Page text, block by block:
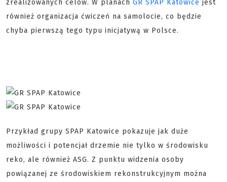
zrealizowanych celów. W planach GR SPAP Katowice jest
również organizacja ćwiczeń na samolocie, co będzie
chyba pierwszą tego typu inicjatywą w Polsce.
Przykład grupy SPAP Katowice pokazuje jak duże
możliwości i potencjał drzemie nie tylko w środowisku
reko, ale również ASG. Z punktu widzenia osoby
powiązanej ze środowiskiem rekonstrukcyjnym można